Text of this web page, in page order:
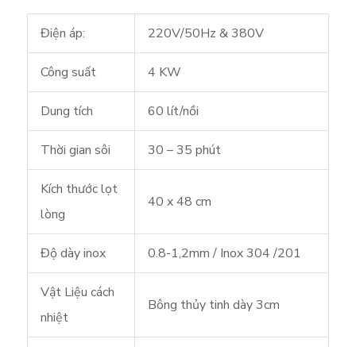
Điện áp: 220V/50Hz & 380V
Công suất 4 KW
Dung tích 60 lít/nồi
Thời gian sôi 30 – 35 phút
Kích thước lọt
lòng
40 x 48 cm
Độ dày inox 0.8-1,2mm / Inox 304 /201
Vật Liệu cách
nhiệt
Bông thủy tinh dày 3cm